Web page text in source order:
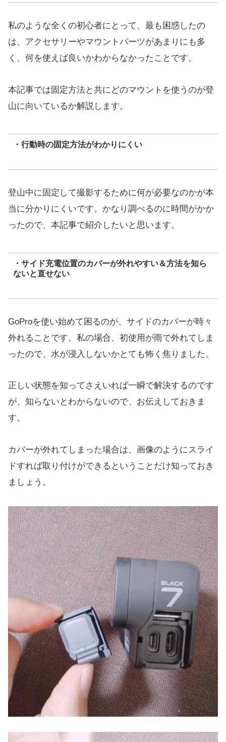
私のような全くの初心者にとって、最も困惑したの
は、アクセサリーやマウントパーツがあまりにも多
く、何を使えば良いかわからなかったことです。
本記事では固定方法と共にどのマウントを使うのが登
山に向いているか解説します。
・行動時の固定方法がわかりにくい
登山中に固定して撮影するために何が必要なのかが本
当に分かりにくいです。かなり調べるのに時間がかか
ったので、本記事で紹介したいと思います。
・サイド充電位置のカバーが外れやすい＆方法を知ら
ないと直せない
GoProを使い始めて困るのが、サイドのカバーが時々
外れることです。私の場合、初使用が雨で外れてしま
ったので、水が浸入しないかとても怖く焦りました。
正しい状態を知ってさえいれば一瞬で解決するのです
が、知らないとわからないので、お伝えしておきま
す。
カバーが外れてしまった場合は、画像のようにスライ
ドすれば取り付けができるということだけ知っておき
ましょう。